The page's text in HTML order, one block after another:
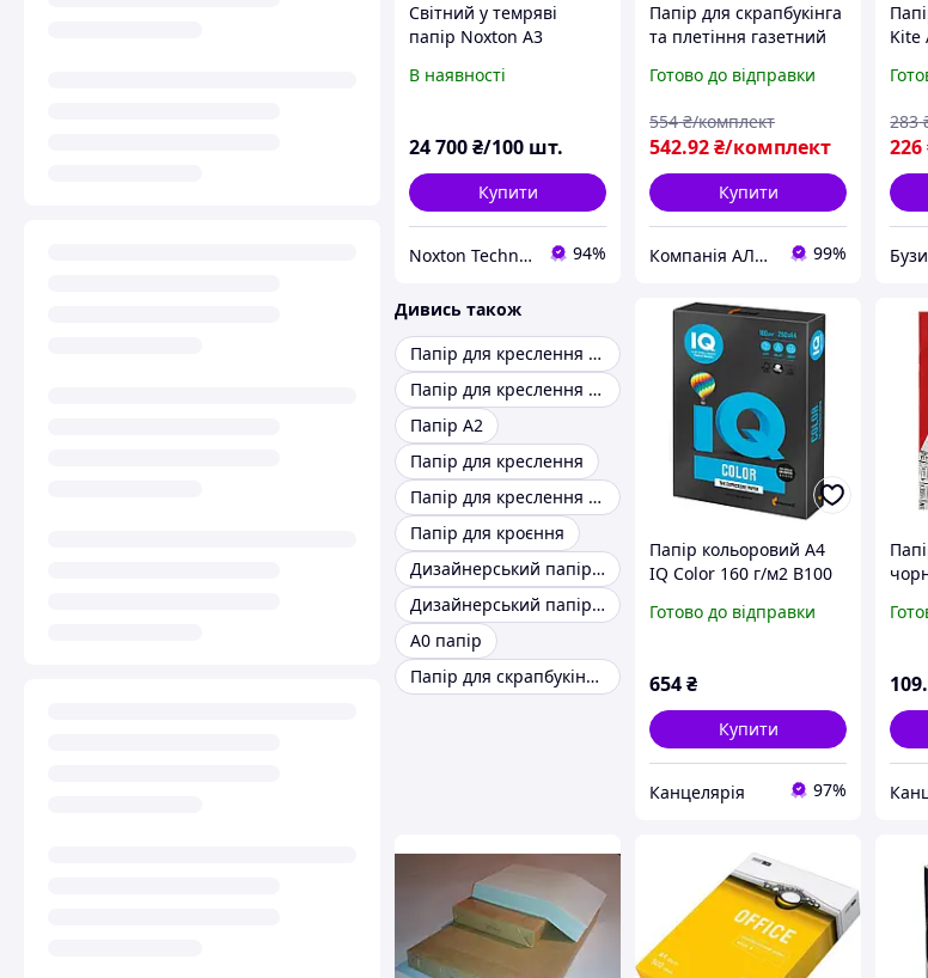
Світний у темряві
папір Noxton А3
В наявності
24 700₴/100 шт.
Купити
Noxton Technologies 94%
Папір для скрапбукінга
та плетіння газетний
(45г/м2, 5000л)
Готово до відправки
542.92₴/комплект
554 ₴/комплект
Купити
Компанія АЛД-Трейд 99%
Kite
226
283
Дивись також
Папір для креслення А3
Папір для креслення а2
Папір А2
Папір для креслення
Папір для креслення А4
Папір для кроєння
Дизайнерський папір а4
Дизайнерський папір для листівок
А0 папір
Папір для скрапбукінгу 30х30
Папір кольоровий А4
IQ Color 160 г/м2 B100
арк
Готово до відправки
654₴
Купити
Канцелярiя 97%
109